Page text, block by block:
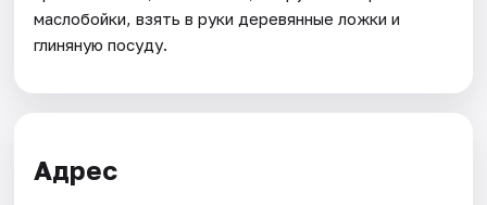
маслобойки, взять в руки деревянные ложки и
глиняную посуду.
Адрес